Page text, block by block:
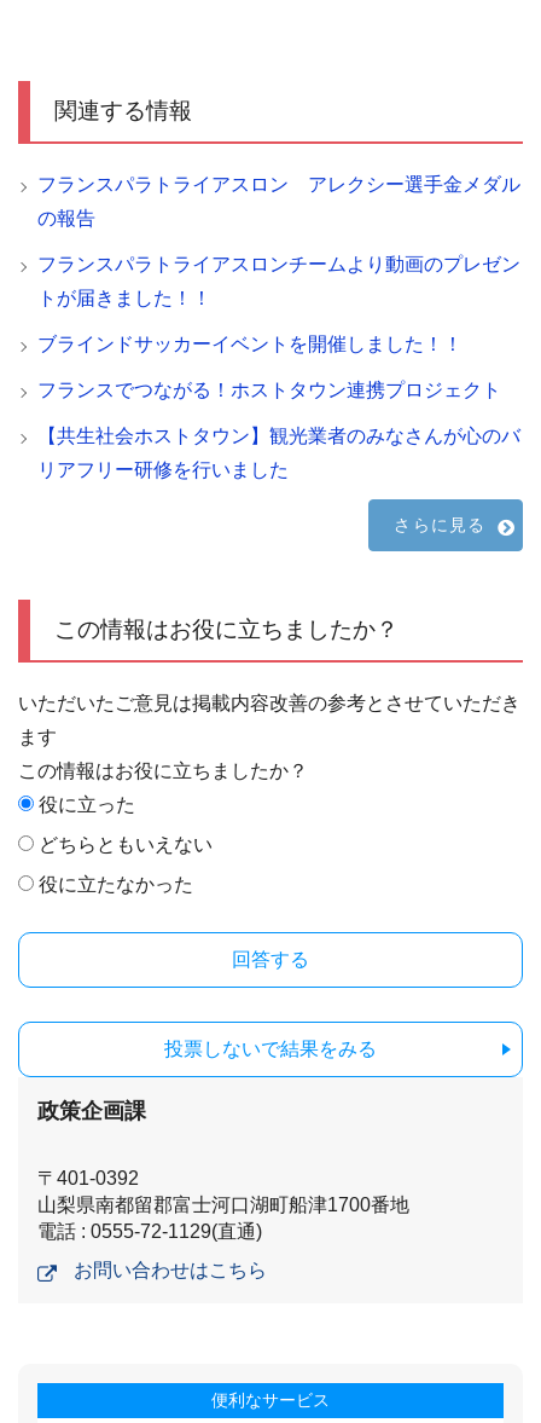
関連する情報
フランスパラトライアスロン アレクシー選手金メダル
の報告
フランスパラトライアスロンチームより動画のプレゼン
トが届きました！！
ブラインドサッカーイベントを開催しました！！
フランスでつながる！ホストタウン連携プロジェクト
【共生社会ホストタウン】観光業者のみなさんが心のバ
リアフリー研修を行いました
さらに見る
この情報はお役に立ちましたか？
いただいたご意見は掲載内容改善の参考とさせていただき
ます
この情報はお役に立ちましたか？
役に立った
どちらともいえない
役に立たなかった
投票しないで結果をみる
政策企画課
〒401-0392
山梨県南都留郡富士河口湖町船津1700番地
電話 : 0555-72-1129(直通)
お問い合わせはこちら
便利なサービス